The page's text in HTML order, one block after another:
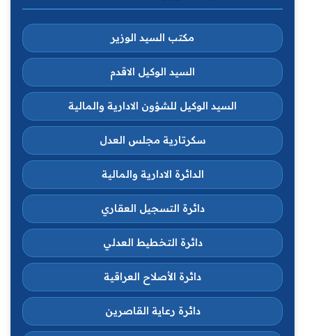
مكتب السيد الوزير
السيد الوكيل الاقدم
السيد الوكيل للشؤون الادارية والمالية
سكرتارية مجلس العدل
الدائرة الادارية والمالية
دائرة التسجيل العقاري
دائرة التخطيط العدلي
دائرة الأصلاح العراقية
دائرة رعاية القاصرين